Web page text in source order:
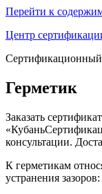
Перейти к
Центр
Сертификационный
Герметик
Заказать
консультации.
К герметикам
устранения зазоров: